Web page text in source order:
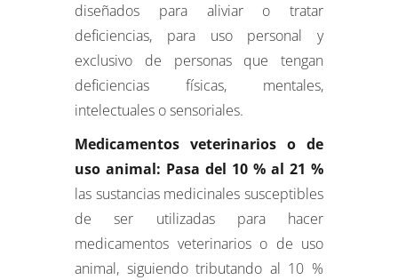
diseñados para aliviar o tratar
deficiencias, para uso personal y
exclusivo de personas que tengan
deficiencias físicas, mentales,
intelectuales o sensoriales.
Medicamentos veterinarios o de
uso animal: Pasa del 10 % al 21 %
las sustancias medicinales susceptibles
de ser utilizadas para hacer
medicamentos veterinarios o de uso
animal, siguiendo tributando al 10 %